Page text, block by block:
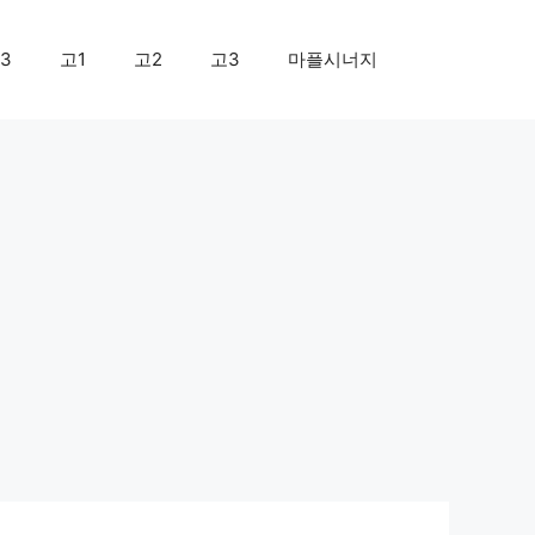
고1 고2 고3 마플시너지